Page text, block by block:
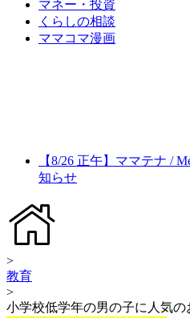
マネー・投資
くらしの相談
ママコマ漫画
【8/26 正午】ママテナ /
知らせ
>
教育
>
小学校低学年の男の子に人気の